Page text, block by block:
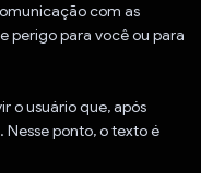
com as
perigo para você ou para
o usuário que, após
ponto, o texto é